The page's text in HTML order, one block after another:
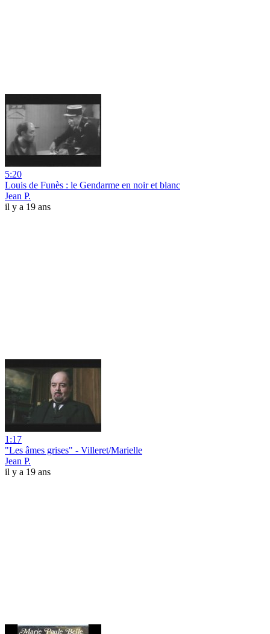
5:20
Louis de Funès : le Gendarme en noir et blanc
Jean P.
il y a 19 ans
1:17
"Les âmes grises" - Villeret/Marielle
Jean P.
il y a 19 ans